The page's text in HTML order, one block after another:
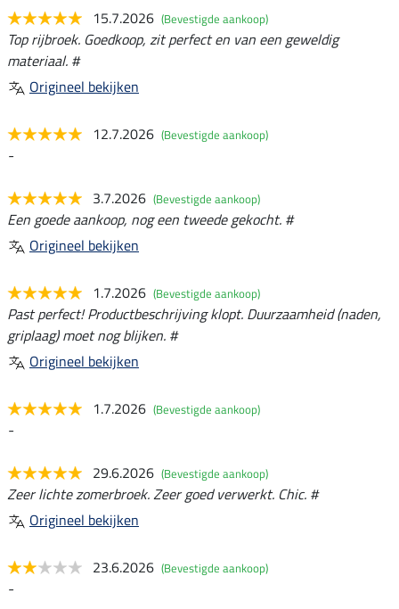
15.7.2026 (Bevestigde aankoop)
Top rijbroek. Goedkoop, zit perfect en van een geweldig
materiaal. #
Origineel bekijken
12.7.2026 (Bevestigde aankoop)
-
3.7.2026 (Bevestigde aankoop)
Een goede aankoop, nog een tweede gekocht. #
Origineel bekijken
1.7.2026 (Bevestigde aankoop)
Past perfect! Productbeschrijving klopt. Duurzaamheid (naden,
griplaag) moet nog blijken. #
Origineel bekijken
1.7.2026 (Bevestigde aankoop)
-
29.6.2026 (Bevestigde aankoop)
Zeer lichte zomerbroek. Zeer goed verwerkt. Chic. #
Origineel bekijken
23.6.2026 (Bevestigde aankoop)
-